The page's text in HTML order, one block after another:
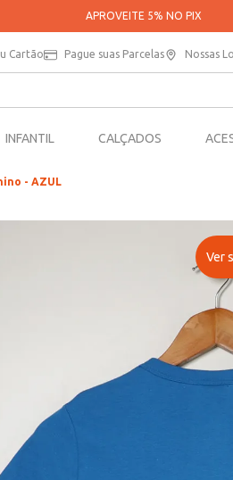
PARCELE SUAS COMPRAS EM ATÉ 5X SEM
Cartão Pague suas Parcelas Nossas
INFANTIL CALÇADOS
- AZUL
Ver